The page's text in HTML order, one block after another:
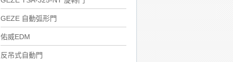
GEZE 自動弧形門
佑威EDM
反吊式自動門